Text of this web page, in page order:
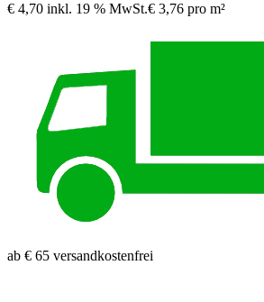
€ 4,70 inkl. 19 % MwSt.€ 3,76 pro m²
ab € 65 versandkostenfrei